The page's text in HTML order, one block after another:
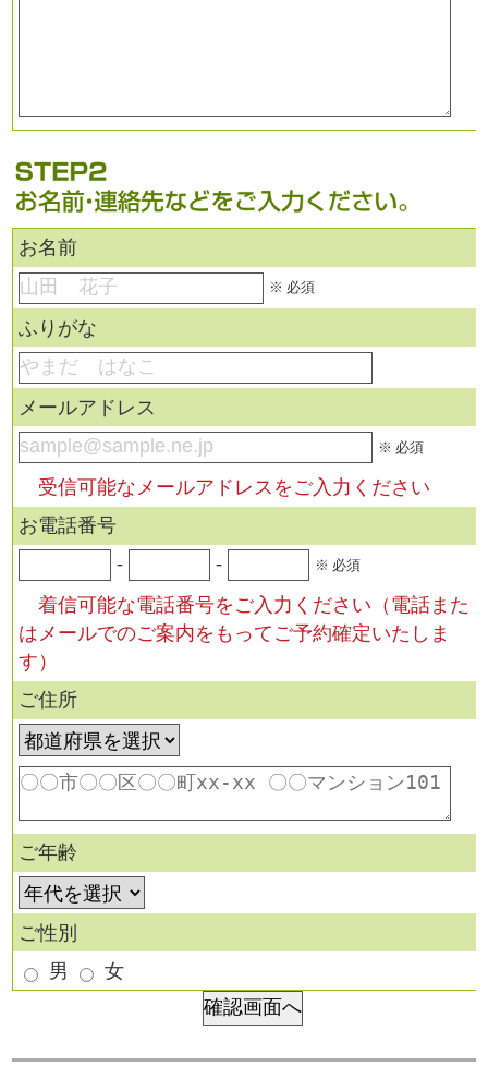
お名前
※ 必須
ふりがな
メールアドレス
※ 必須
受信可能なメールアドレスをご入力ください
お電話番号
-
- ※ 必須
着信可能な電話番号をご入力ください（電話また
はメールでのご案内をもってご予約確定いたしま
す）
ご住所
ご年齢
ご性別
男
女